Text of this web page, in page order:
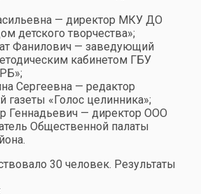
— директор МКУ ДО
детского творчества»;
Фанилович — заведующий
кабинетом ГБУ
Сергеевна — редактор
газеты «Голос целинника»;
Геннадьевич — директор ООО
Общественной палаты
30 человек. Результаты